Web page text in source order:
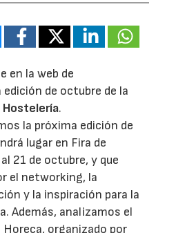
en la web de
de octubre de la
Hostelería.
la próxima edición de
lugar en Fira de
21 de octubre, y que
el networking, la
y la inspiración para la
Además, analizamos el
organizado por